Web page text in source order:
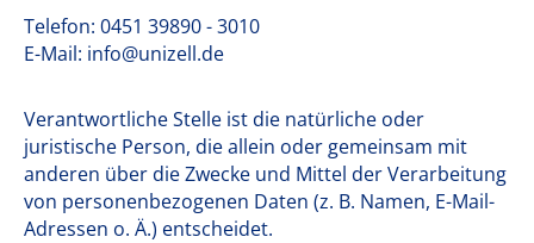
Telefon: 0451 39890 - 3010
E-Mail: info@unizell.de
Verantwortliche Stelle ist die natürliche oder
juristische Person, die allein oder gemeinsam mit
anderen über die Zwecke und Mittel der Verarbeitung
von personenbezogenen Daten (z. B. Namen, E-Mail-
Adressen o. Ä.) entscheidet.